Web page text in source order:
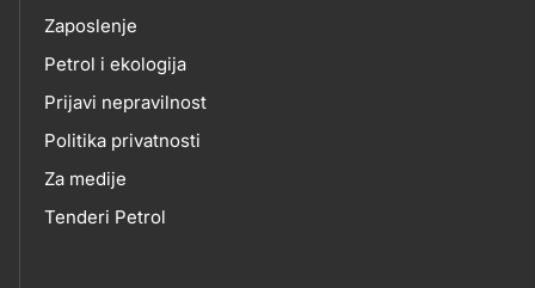
Zaposlenje
Petrol i ekologija
Prijavi nepravilnost
Politika privatnosti
Za medije
Tenderi Petrol